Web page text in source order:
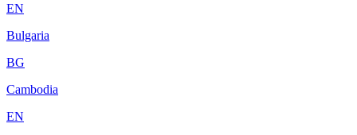
EN
Bulgaria
BG
Cambodia
EN